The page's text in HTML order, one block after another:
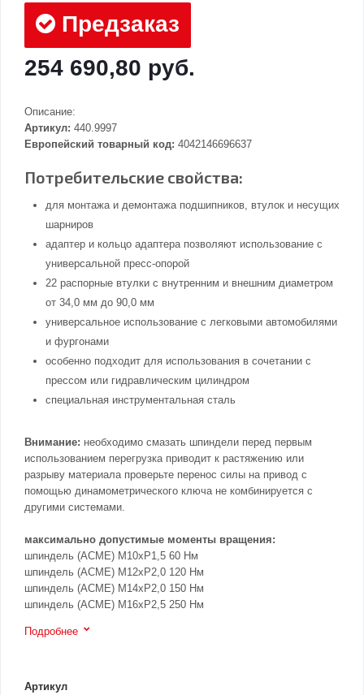
Предзаказ
254 690,80 руб.
Описание:
Артикул: 440.9997
Европейский товарный код: 4042146696637
Потребительские свойства:
для монтажа и демонтажа подшипников, втулок и несущих
шарниров
адаптер и кольцо адаптера позволяют использование с
универсальной пресс-опорой
22 распорные втулки с внутренним и внешним диаметром
от 34,0 мм до 90,0 мм
универсальное использование с легковыми автомобилями
и фургонами
особенно подходит для использования в сочетании с
прессом или гидравлическим цилиндром
специальная инструментальная сталь
Внимание: необходимо смазать шпиндели перед первым
использованием перегрузка приводит к растяжению или
разрыву материала проверьте перенос силы на привод с
помощью динамометрического ключа не комбинируется с
другими системами.
максимально допустимые моменты вращения:
шпиндель (ACME) M10xP1,5 60 Нм
шпиндель (ACME) M12xP2,0 120 Нм
шпиндель (ACME) M14xP2,0 150 Нм
шпиндель (ACME) M16xP2,5 250 Нм
Подробнее
Артикул